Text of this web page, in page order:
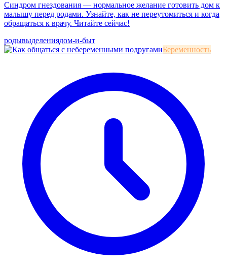
Синдром гнездования — нормальное желание готовить дом к
малышу перед родами. Узнайте, как не переутомиться и когда
обращаться к врачу. Читайте сейчас!
родывыделениядом-и-быт
Беременность